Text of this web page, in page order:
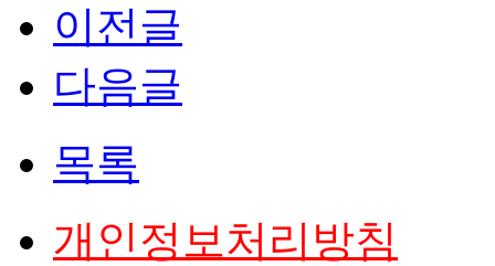
이전글
다음글
목록
개인정보처리방침